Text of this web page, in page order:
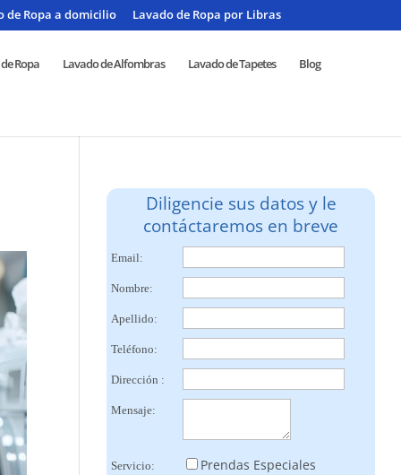
de Ropa a domicilio Lavado de Ropa por Libras
Ropa Lavado de Alfombras Lavado de Tapetes Blog
Diligencie sus datos y le
contáctaremos en breve
Email:
Nombre:
Apellido:
Teléfono:
Dirección :
Mensaje:
Servicio:
Prendas Especiales